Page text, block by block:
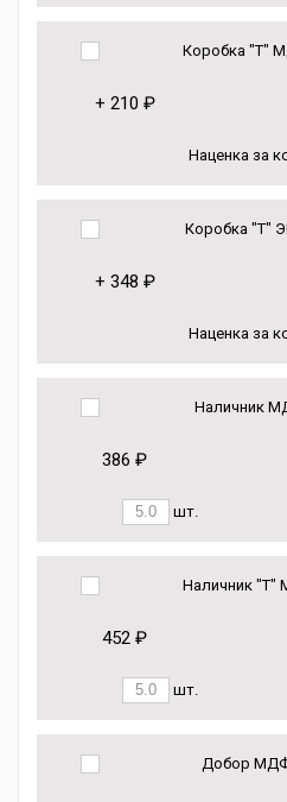
Коробка "Т"
+ 210 ₽
Наценка за
Коробка "Т"
+ 348 ₽
Наценка за
Наличник
386 ₽
шт.
Наличник "Т"
452 ₽
шт.
Добор МДФ